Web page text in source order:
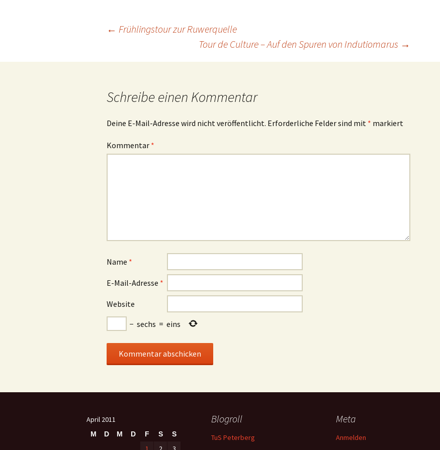
Beitragsnavigation
← Frühlingstour zur Ruwerquelle
Tour de Culture – Auf den Spuren von Indutiomarus →
Schreibe einen Kommentar
Deine E-Mail-Adresse wird nicht veröffentlicht. Erforderliche Felder sind mit * markiert
Kommentar *
Name *
E-Mail-Adresse *
Website
− sechs = eins
April 2011
M D M D F S S
Blogroll
TuS Peterberg
Meta
Anmelden